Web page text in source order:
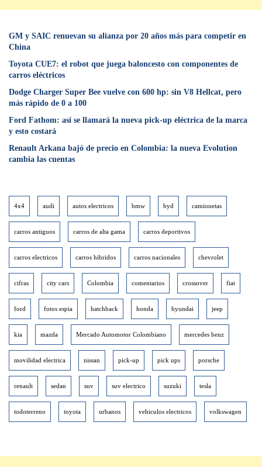
GM y SAIC renuevan su alianza por 20 años más para competir en
China
Toyota CUE7: el robot que juega baloncesto con componentes de
carros eléctricos
Dodge Charger Super Bee vuelve con 600 hp: sin V8 Hellcat, pero
más rápido de 0 a 100
Ford Fathom: así se llamará la nueva pick-up eléctrica de la marca
y esto costará
Renault Arkana bajó de precio en Colombia: la nueva Evolution
cambia las cuentas
4x4 audi autos electricos bmw byd camionetas
carros antiguos carros de alta gama carros deportivos
carros electricos carros hibridos carros nacionales chevrolet
cifras city cars Colombia comentarios crossover fiat
ford fotos espia hatchback honda hyundai jeep
kia mazda Mercado Automotor Colombiano mercedes benz
movilidad electrica nissan pick-up pick ups porsche
renault sedan suv suv electrico suzuki tesla
todoterreno toyota urbanos vehiculos electricos volkswagen